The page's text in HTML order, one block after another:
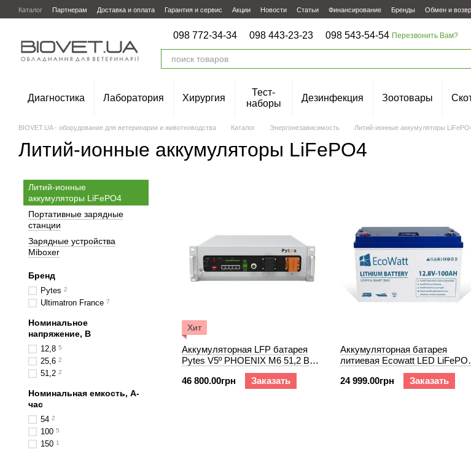
Перейти к основному контенту
Каталог Партнерам Доставка и оплата Гарантия и сервис Акции Новости Статьи Финансирование Бренды Обмен и
098 772-34-34 098 443-23-23 098 543-54-54 Перезвонить Вам?
Диагностика Лаборатория Хирургия
Тест-
наборы
Дезинфекция Зоотовары
BIOVET.UA - оборудование для ветеринарии и животноводства Каталог Энергонезависимость Литий-ионные аккумуляторы
Литий-ионные аккумуляторы LiFePO4
Хит
Аккумуляторная LFP батарея
Pytes V5º PHOENIX M6 51,2 В
100Ah с подогревом
46 800.00грн
Заказать
Аккумуляторная батарея
литиевая Ecowatt LED
24 999.00грн
Заказать
Литий-ионные
аккумуляторы LiFePO4
Портативные зарядные
станции
Зарядные устройства
Miboxer
Бренд
Pytes 2
Ultimatron France 7
Номинальное
напряжение, В
12,8 5
25,6 2
51,2 2
Номинальная емкость, А-
час
54 2
100 5
150 1